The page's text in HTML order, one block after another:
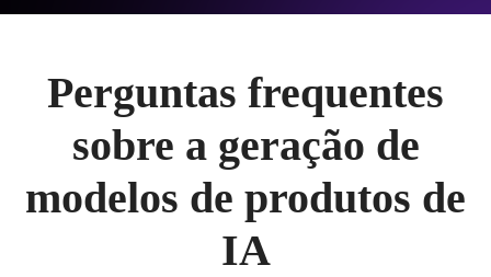
Perguntas frequentes
sobre a geração de
modelos de produtos de
IA